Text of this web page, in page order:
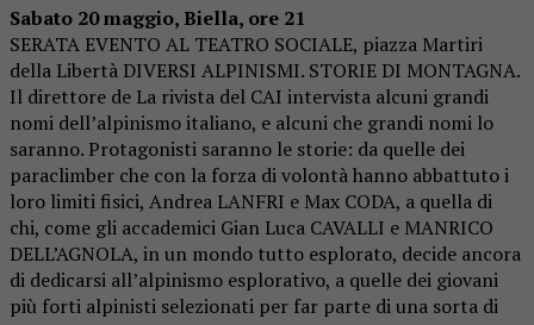
Sabato 20 maggio, Biella, ore 21
SERATA EVENTO AL TEATRO SOCIALE, piazza Martiri
della Libertà DIVERSI ALPINISMI. STORIE DI MONTAGNA.
Il direttore de La rivista del CAI intervista alcuni grandi
nomi dell’alpinismo italiano, e alcuni che grandi nomi lo
saranno. Protagonisti saranno le storie: da quelle dei
paraclimber che con la forza di volontà hanno abbattuto i
loro limiti fisici, Andrea LANFRI e Max CODA, a quella di
chi, come gli accademici Gian Luca CAVALLI e MANRICO
DELL’AGNOLA, in un mondo tutto esplorato, decide ancora
di dedicarsi all’alpinismo esplorativo, a quelle dei giovani
più forti alpinisti selezionati per far parte di una sorta di